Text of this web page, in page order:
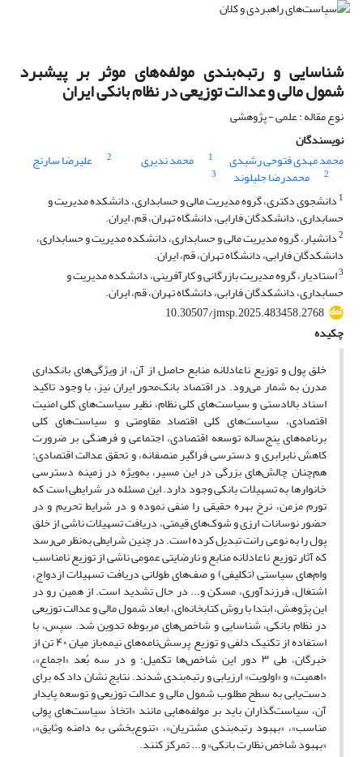
شناسایی و رتبه‌بندی مولفه‌های موثر بر پیشبرد
شمول مالی و عدالت توزیعی در نظام بانکی ایران
نوع مقاله : علمی - پژوهشی
نویسندگان
محمد مهدی فتوحی رشیدی
1 محمد ندیری 2 علیرضا سارنج
2 محمدرضا جلیلوند
3
1 دانشجوی دکتری، گروه مدیریت مالی و حسابداری، دانشکده مدیریت و
حسابداری، دانشکدگان فارابی، دانشگاه تهران، قم، ایران.
2دانشیار، گروه مدیریت مالی و حسابداری، دانشکده مدیریت و حسابداری،
دانشکدگان فارابی، دانشگاه تهران، قم، ایران.
3استادیار، گروه مدیریت بازرگانی و کارآفرینی، دانشکده مدیریت و
حسابداری، دانشکدگان فارابی، دانشگاه تهران، قم، ایران.
10.30507/jmsp.2025.483458.2768
چکیده
خلق پول و توزیع ناعادلانه منابع حاصل از آن، از ویژگی‌های بانکداری
مدرن به شمار می‌رود. در اقتصاد بانک‌محور ایران نیز، با وجود تاکید
اسناد بالادستی و سیاست‌های کلی نظام، نظیر سیاست‌های کلی امنیت
اقتصادی، سیاست‌های کلی اقتصاد مقاومتی و سیاست‌های کلی
برنامه‌های پنج‌ساله توسعه اقتصادی، اجتماعی و فرهنگی بر ضرورت
کاهش نابرابری و دسترسی فراگیرِ منصفانه، و تحقق عدالت اقتصادی؛
هم‌چنان چالش‌های بزرگی در این مسیر، به‌ویژه در زمینه دسترسی
خانوارها به تسهیلات بانکی وجود دارد. این مسئله در شرایطی است که
تورم مزمن، نرخ بهره حقیقی را منفی نموده و در شرایط تحریم و در
حضور نوسانات ارزی و شوک‌های قیمتی، دریافت تسهیلات ناشی از خلق
پول را به نوعی رانت تبدیل کرده است. در چنین شرایطی به‌نظر می‌رسد
که آثار توزیع ناعادلانه منابع و نارضایتی عمومی ناشی از توزیع نامناسب
وام‌های سیاستی (تکلیفی) و صف‌های طولانی دریافت تسهیلات ازدواج،
اشتغال، فرزندآوری، مسکن و... در حال تشدید است. از همین رو در
این پژوهش، ابتدا با روش کتابخانه‌ای، ابعاد شمول مالی و عدالت توزیعی
در نظام بانکی، شناسایی و شاخص‌های مربوطه تدوین شد. سپس، با
استفاده از تکنیک دلفی و توزیع پرسش‌نامه‌های نیمه‌باز میان ۴۰ تن از
خبرگان، طی ۳ دور این شاخص‌ها تکمیل؛ و در سه بُعد «اجماع»،
«اهمیت» و «اولویت» ارزیابی و رتبه‌بندی شدند. نتایج نشان داد که برای
دست‌یابی به سطح مطلوب شمول مالی و عدالت توزیعی و توسعه پایدار
آن، سیاست‌گذاران باید بر مولفه‌هایی مانند «اتخاذ سیاست‌های پولی
مناسب»، «بهبود رتبه‌بندی مشتریان»، «تنوع‌بخشی به دامنه وثایق»،
«بهبود شاخص نظارت بانکی» و... تمرکز کنند.